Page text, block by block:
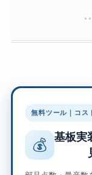
無料ツール｜コス
💰
基板実
見積